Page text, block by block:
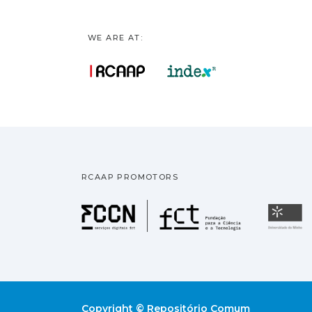
WE ARE AT:
RCAAP PROMOTORS
Fundação
Copyright © Repositório Comum